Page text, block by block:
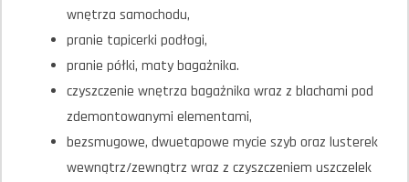
wnętrza samochodu,
pranie tapicerki podłogi,
pranie półki, maty bagażnika.
czyszczenie wnętrza bagażnika wraz z blachami pod
zdemontowanymi elementami,
bezsmugowe, dwuetapowe mycie szyb oraz lusterek
wewnątrz/zewnątrz wraz z czyszczeniem uszczelek